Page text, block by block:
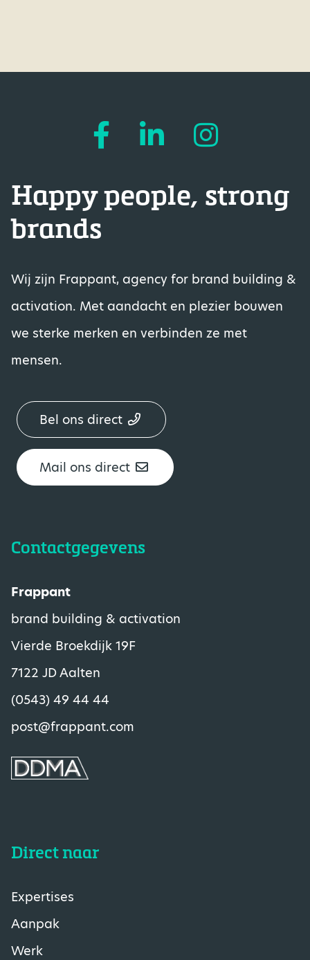
Happy people, strong
brands
Wij zijn Frappant, agency for brand building &
activation. Met aandacht en plezier bouwen
we sterke merken en verbinden ze met
mensen.
Bel ons direct
Mail ons direct
Contactgegevens
Frappant
brand building & activation
Vierde Broekdijk 19F
7122 JD Aalten
(0543) 49 44 44
post@frappant.com
Direct naar
Expertises
Aanpak
Werk